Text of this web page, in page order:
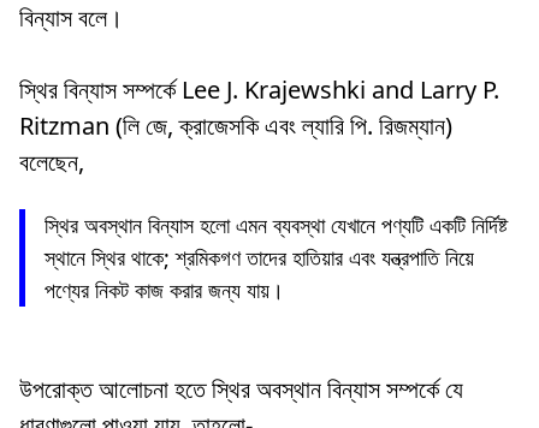
বিন্যাস বলে।
স্থির বিন্যাস সম্পর্কে Lee J. Krajewshki and Larry P.
Ritzman (লি জে, ক্রাজেসকি এবং ল্যারি পি. রিজম্যান)
বলেছেন,
স্থির অবস্থান বিন্যাস হলো এমন ব্যবস্থা যেখানে পণ্যটি একটি নির্দিষ্ট
স্থানে স্থির থাকে; শ্রমিকগণ তাদের হাতিয়ার এবং যন্ত্রপাতি নিয়ে
পণ্যের নিকট কাজ করার জন্য যায়।
উপরোক্ত আলোচনা হতে স্থির অবস্থান বিন্যাস সম্পর্কে যে